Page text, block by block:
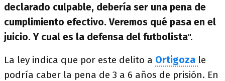
declarado culpable, debería ser una pena de
cumplimiento efectivo. Veremos qué pasa en el
juicio. Y cual es la defensa del futbolista".
La ley indica que por este delito a Ortigoza le
podría caber la pena de 3 a 6 años de prisión. En